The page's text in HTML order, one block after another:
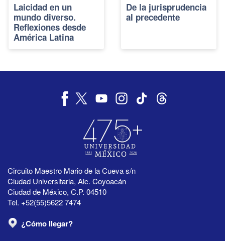
Laicidad en un
mundo diverso.
Reflexiones desde
América Latina
De la jurisprudencia
al precedente
Circuito Maestro Mario de la Cueva s/n
Ciudad Universitaria, Alc. Coyoacán
Ciudad de México, C.P. 04510
Tel. +52(55)5622 7474
¿Cómo llegar?